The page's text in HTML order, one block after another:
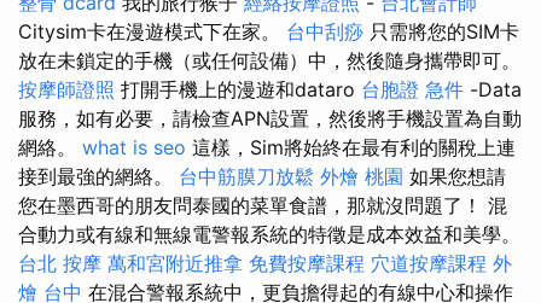
Citysim卡在漫遊模式下在家。 台中刮痧 只需將您的SIM卡
放在未鎖定的手機（或任何設備）中，然後隨身攜帶即可。
按摩師證照 打開手機上的漫遊和dataro 台胞證 急件 -Data
服務，如有必要，請檢查APN設置，然後將手機設置為自動
網絡。 what is seo 這樣，Sim將始終在最有利的關稅上連
接到最強的網絡。 台中筋膜刀放鬆 外燴 桃園 如果您想請
您在墨西哥的朋友問泰國的菜單食譜，那就沒問題了！ 混
合動力或有線和無線電警報系統的特徵是成本效益和美學。
台北 按摩 萬和宮附近推拿 免費按摩課程 穴道按摩課程 外
燴 台中 在混合警報系統中，更負擔得起的有線中心和操作